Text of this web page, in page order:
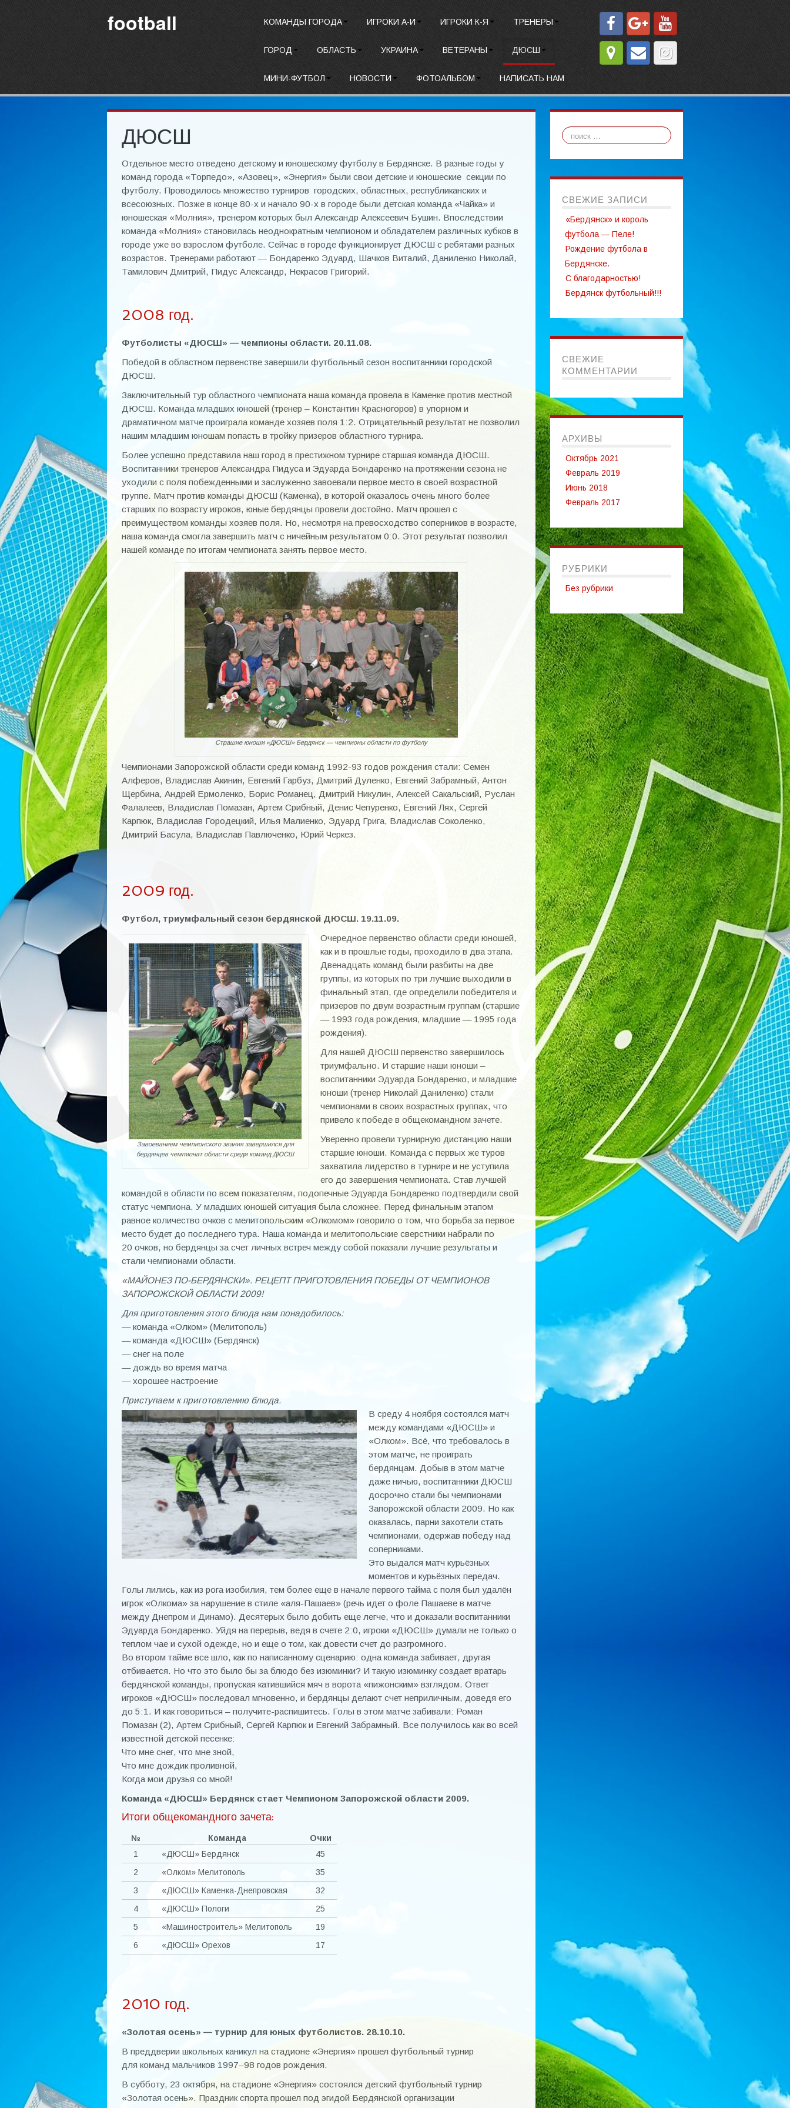
football КОМАНДЫ ГОРОДА ИГРОКИ А-И ИГРОКИ К-Я ТРЕНЕРЫ
ГОРОД ОБЛАСТЬ УКРАИНА ВЕТЕРАНЫ ДЮСШ
МИНИ-ФУТБОЛ НОВОСТИ ФОТОАЛЬБОМ НАПИСАТЬ НАМ
ДЮСШ
Отдельное место отведено детскому и юношескому футболу в Бердянске. В разные годы у
команд города «Торпедо», «Азовец», «Энергия» были свои детские и юношеские секции по
футболу. Проводилось множество турниров городских, областных, республиканских и
всесоюзных. Позже в конце 80-х и начало 90-х в городе были детская команда «Чайка» и
юношеская «Молния», тренером которых был Александр Алексеевич Бушин. Впоследствии
команда «Молния» становилась неоднократным чемпионом и обладателем различных кубков в
городе уже во взрослом футболе. Сейчас в городе функционирует ДЮСШ с ребятами разных
возрастов. Тренерами работают — Бондаренко Эдуард, Шачков Виталий, Даниленко Николай,
Тамилович Дмитрий, Пидус Александр, Некрасов Григорий.
2008 год.
Футболисты «ДЮСШ» — чемпионы области. 20.11.08.
Победой в областном первенстве завершили футбольный сезон воспитанники городской
ДЮСШ.
Заключительный тур областного чемпионата наша команда провела в Каменке против местной
ДЮСШ. Команда младших юношей (тренер – Константин Красногоров) в упорном и
драматичном матче проиграла команде хозяев поля 1:2. Отрицательный результат не позволил
нашим младшим юношам попасть в тройку призеров областного турнира.
Более успешно представила наш город в престижном турнире старшая команда ДЮСШ.
Воспитанники тренеров Александра Пидуса и Эдуарда Бондаренко на протяжении сезона не
уходили с поля побежденными и заслуженно завоевали первое место в своей возрастной
группе. Матч против команды ДЮСШ (Каменка), в которой оказалось очень много более
старших по возрасту игроков, юные бердянцы провели достойно. Матч прошел с
преимуществом команды хозяев поля. Но, несмотря на превосходство соперников в возрасте,
наша команда смогла завершить матч с ничейным результатом 0:0. Этот результат позволил
нашей команде по итогам чемпионата занять первое место.
Страшие юноши «ДЮСШ» Бердянск — чемпионы области по футболу
Чемпионами Запорожской области среди команд 1992-93 годов рождения стали: Семен
Алферов, Владислав Акинин, Евгений Гарбуз, Дмитрий Дуленко, Евгений Забрамный, Антон
Щербина, Андрей Ермоленко, Борис Романец, Дмитрий Никулин, Алексей Сакальский, Руслан
Фалалеев, Владислав Помазан, Артем Срибный, Денис Чепуренко, Евгений Лях, Сергей
Карпюк, Владислав Городецкий, Илья Малиенко, Эдуард Грига, Владислав Соколенко,
Дмитрий Басула, Владислав Павлюченко, Юрий Черкез.
2009 год.
Футбол, триумфальный сезон бердянской ДЮСШ. 19.11.09.
Завоеванием чемпионского звания завершился для
бердянцев чемпионат области среди команд ДЮСШ
Очередное первенство области среди юношей,
как и в прошлые годы, проходило в два этапа.
Двенадцать команд были разбиты на две
группы, из которых по три лучшие выходили в
финальный этап, где определили победителя и
призеров по двум возрастным группам (старшие
— 1993 года рождения, младшие — 1995 года
рождения).
Для нашей ДЮСШ первенство завершилось
триумфально. И старшие наши юноши –
воспитанники Эдуарда Бондаренко, и младшие
юноши (тренер Николай Даниленко) стали
чемпионами в своих возрастных группах, что
привело к победе в общекомандном зачете.
Уверенно провели турнирную дистанцию наши
старшие юноши. Команда с первых же туров
захватила лидерство в турнире и не уступила
его до завершения чемпионата. Став лучшей
командой в области по всем показателям, подопечные Эдуарда Бондаренко подтвердили свой
статус чемпиона. У младших юношей ситуация была сложнее. Перед финальным этапом
равное количество очков с мелитопольским «Олкомом» говорило о том, что борьба за первое
место будет до последнего тура. Наша команда и мелитопольские сверстники набрали по
20 очков, но бердянцы за счет личных встреч между собой показали лучшие результаты и
стали чемпионами области.
«МАЙОНЕЗ ПО-БЕРДЯНСКИ». РЕЦЕПТ ПРИГОТОВЛЕНИЯ ПОБЕДЫ ОТ ЧЕМПИОНОВ
ЗАПОРОЖСКОЙ ОБЛАСТИ 2009!
Для приготовления этого блюда нам понадобилось:
— команда «Олком» (Мелитополь)
— команда «ДЮСШ» (Бердянск)
— снег на поле
— дождь во время матча
— хорошее настроение
Приступаем к приготовлению блюда.
В среду 4 ноября состоялся матч
между командами «ДЮСШ» и
«Олком». Всё, что требовалось в
этом матче, не проиграть
бердянцам. Добыв в этом матче
даже ничью, воспитанники ДЮСШ
досрочно стали бы чемпионами
Запорожской области 2009. Но как
оказалась, парни захотели стать
чемпионами, одержав победу над
соперниками.
Это выдался матч курьёзных
моментов и курьёзных передач.
Голы лились, как из рога изобилия, тем более еще в начале первого тайма с поля был удалён
игрок «Олкома» за нарушение в стиле «аля-Пашаев» (речь идет о фоле Пашаеве в матче
между Днепром и Динамо). Десятерых было добить еще легче, что и доказали воспитанники
Эдуарда Бондаренко. Уйдя на перерыв, ведя в счете 2:0, игроки «ДЮСШ» думали не только о
теплом чае и сухой одежде, но и еще о том, как довести счет до разгромного.
Во втором тайме все шло, как по написанному сценарию: одна команда забивает, другая
отбивается. Но что это было бы за блюдо без изюминки? И такую изюминку создает вратарь
бердянской команды, пропуская катившийся мяч в ворота «пижонским» взглядом. Ответ
игроков «ДЮСШ» последовал мгновенно, и бердянцы делают счет неприличным, доведя его
до 5:1. И как говориться – получите-распишитесь. Голы в этом матче забивали: Роман
Помазан (2), Артем Срибный, Сергей Карпюк и Евгений Забрамный. Все получилось как во всей
известной детской песенке:
Что мне снег, что мне зной,
Что мне дождик проливной,
Когда мои друзья со мной!
Команда «ДЮСШ» Бердянск стает Чемпионом Запорожской области 2009.
Итоги общекомандного зачета:
№ Команда
Очки
1
«ДЮСШ» Бердянск
45
2
«Олком» Мелитополь
35
3
«ДЮСШ» Каменка-Днепровская
32
4
«ДЮСШ» Пологи
25
5
«Машиностроитель» Мелитополь
19
6
«ДЮСШ» Орехов 17
2010 год.
«Золотая осень» — турнир для юных футболистов. 28.10.10.
В преддверии школьных каникул на стадионе «Энергия» прошел футбольный турнир
для команд мальчиков 1997–98 годов рождения.
В субботу, 23 октября, на стадионе «Энергия» состоялся детский футбольный турнир
«Золотая осень». Праздник спорта прошел под эгидой Бердянской организации
СВЕЖИЕ ЗАПИСИ
«Бердянск» и король
футбола — Пеле!
Рождение футбола в
Бердянске.
С благодарностью!
Бердянск футбольный!!!
СВЕЖИЕ
КОММЕНТАРИИ
АРХИВЫ
Октябрь 2021
Февраль 2019
Июнь 2018
Февраль 2017
РУБРИКИ
Без рубрики